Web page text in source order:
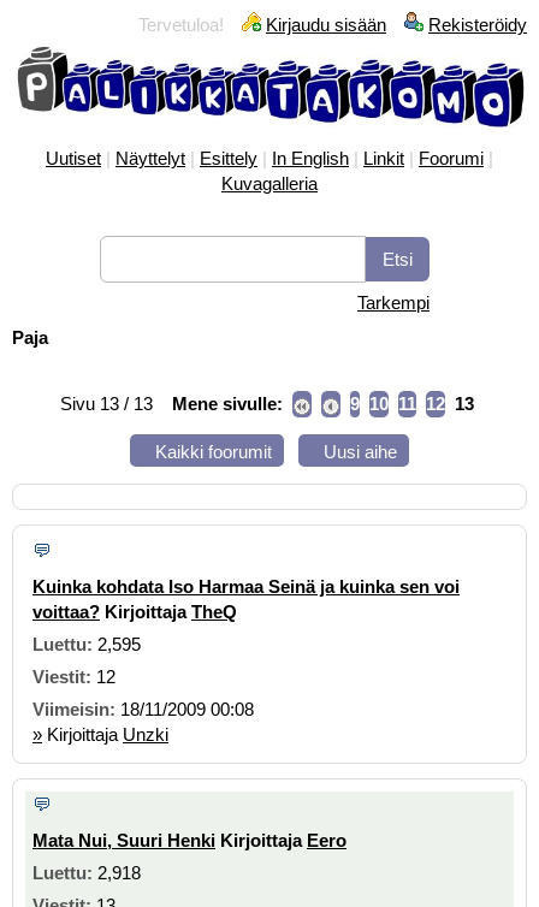
Tervetuloa! Kirjaudu sisään Rekisteröidy
Uutiset | Näyttelyt | Esittely | In English | Linkit | Foorumi |
Kuvagalleria
Tarkempi
Paja
Sivu 13 / 13 Mene sivulle: 9 10 11 12 13
Kaikki foorumit Uusi aihe
Kuinka kohdata Iso Harmaa Seinä ja kuinka sen voi
voittaa? KirjoittajaTheQ
2,595
12
18/11/2009 00:08
» Kirjoittaja Unzki
Mata Nui, Suuri Henki Kirjoittaja Eero
2,918